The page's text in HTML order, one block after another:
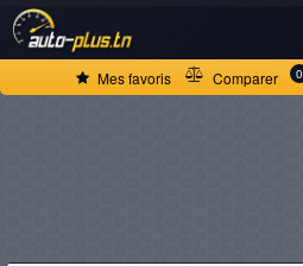
Mes favoris Comparer 0
ACCUEIL